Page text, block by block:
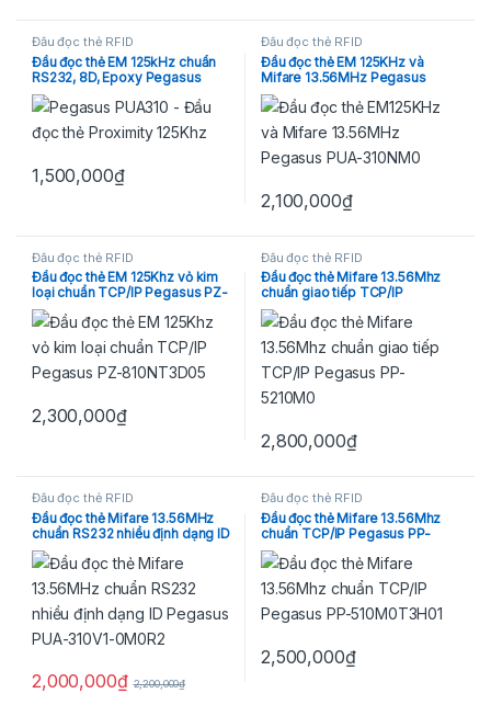
Đầu đọc thẻ RFID
Đầu đọc thẻ EM 125kHz chuẩn
RS232, 8D, Epoxy Pegasus
PUA-310V1-1/NR2D01
1,500,000₫
Đầu đọc thẻ RFID
Đầu đọc thẻ EM 125KHz và
Mifare 13.56MHz Pegasus
PUA-310V1-1NM0R2D01
2,100,000₫
Đầu đọc thẻ RFID
Đầu đọc thẻ EM 125Khz vỏ kim
loại chuẩn TCP/IP Pegasus PZ-
810NT3D05
2,300,000₫
Đầu đọc thẻ RFID
Đầu đọc thẻ Mifare 13.56Mhz
chuẩn giao tiếp TCP/IP
Pegasus PP-5210M0TD04-2
2,800,000₫
Đầu đọc thẻ RFID
Đầu đọc thẻ Mifare 13.56MHz
chuẩn RS232 nhiều định dạng ID
Pegasus PUA-310V1-0M0R2
2,000,000₫ 2,200,000₫
Đầu đọc thẻ RFID
Đầu đọc thẻ Mifare 13.56Mhz
chuẩn TCP/IP Pegasus PP-
510M0T3H01
2,500,000₫